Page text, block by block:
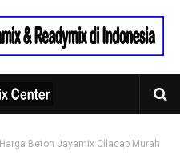
Harga Beton Jayamix Cilacap Murah